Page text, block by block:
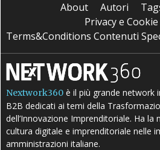
About Autori
Privacy e
Terms&Conditions Contenuti
Nextwork360 è il più grande network
B2B dedicati ai temi della
dell’Innovazione Imprenditoriale. Ha la
cultura digitale e imprenditoriale nelle
amministrazioni italiane.